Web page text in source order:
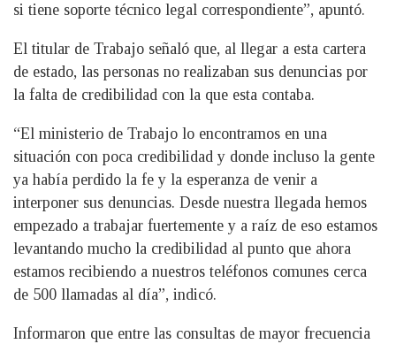
si tiene soporte técnico legal correspondiente”, apuntó.
El titular de Trabajo señaló que, al llegar a esta cartera
de estado, las personas no realizaban sus denuncias por
la falta de credibilidad con la que esta contaba.
“El ministerio de Trabajo lo encontramos en una
situación con poca credibilidad y donde incluso la gente
ya había perdido la fe y la esperanza de venir a
interponer sus denuncias. Desde nuestra llegada hemos
empezado a trabajar fuertemente y a raíz de eso estamos
levantando mucho la credibilidad al punto que ahora
estamos recibiendo a nuestros teléfonos comunes cerca
de 500 llamadas al día”, indicó.
Informaron que entre las consultas de mayor frecuencia